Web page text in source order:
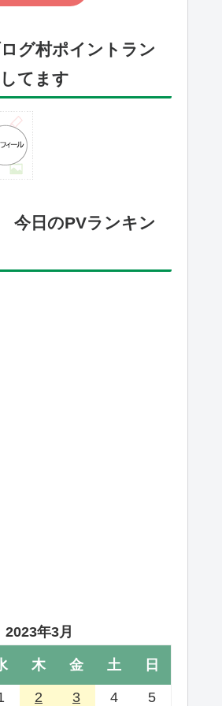
グ村ポイントラン
てます
日のPVランキン
2023年3月
木 金 土 日
2 3 4 5